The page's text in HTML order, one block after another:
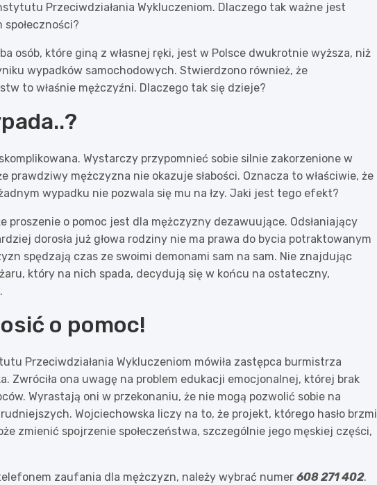
Przeciwdziałania Wykluczeniom. Dlaczego tak ważne jest
osób, które giną z własnej ręki, jest w Polsce dwukrotnie wyższa, niż
wypadków samochodowych. Stwierdzono również, że
to właśnie mężczyźni. Dlaczego tak się dzieje?
Wystarczy przypomnieć sobie silnie zakorzenione w
prawdziwy mężczyzna nie okazuje słabości. Oznacza to właściwie, że
wypadku nie pozwala się mu na łzy. Jaki jest tego efekt?
proszenie o pomoc jest dla mężczyzny dezawuujące. Odsłaniający
dorosła już głowa rodziny nie ma prawa do bycia potraktowanym
spędzają czas ze swoimi demonami sam na sam. Nie znajdując
który na nich spada, decydują się w końcu na ostateczny,
o pomoc!
Przeciwdziałania Wykluczeniom mówiła zastępca burmistrza
Zwróciła ona uwagę na problem edukacji emocjonalnej, której brak
Wyrastają oni w przekonaniu, że nie mogą pozwolić sobie na
Wojciechowska liczy na to, że projekt, którego hasło brzmi
zmienić spojrzenie społeczeństwa, szczególnie jego męskiej części,
zaufania dla mężczyzn, należy wybrać numer 608 271 402.